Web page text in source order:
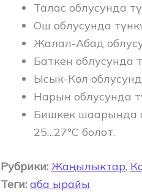
Талас облусунда
Ош облусунда
Жалал-Абад
Баткен облусунда
Ысык-Көл
Нарын облусунда
Бишкек шаарында
25…27°C болот.
Рубрики: Жаңылыктар,
Теги: аба ырайы